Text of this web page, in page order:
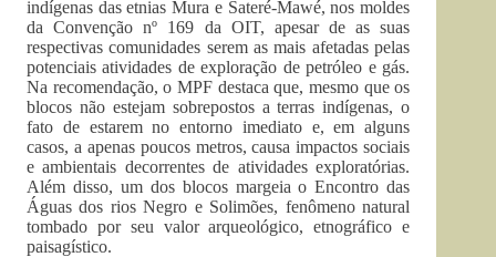
indígenas das etnias Mura e Sateré-Mawé, nos moldes
da Convenção nº 169 da OIT, apesar de as suas
respectivas comunidades serem as mais afetadas pelas
potenciais atividades de exploração de petróleo e gás.
Na recomendação, o MPF destaca que, mesmo que os
blocos não estejam sobrepostos a terras indígenas, o
fato de estarem no entorno imediato e, em alguns
casos, a apenas poucos metros, causa impactos sociais
e ambientais decorrentes de atividades exploratórias.
Além disso, um dos blocos margeia o Encontro das
Águas dos rios Negro e Solimões, fenômeno natural
tombado por seu valor arqueológico, etnográfico e
paisagístico.